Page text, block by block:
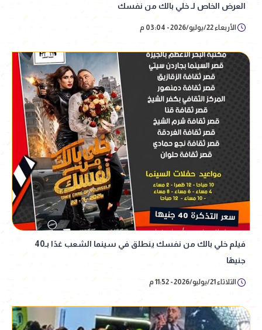
العرض الخاص لـ خلي بالك من نفسك
الأربعاء 22/يوليو/2026 - 03:04 م
فيلم خلي بالك من نفسك ينطلق في سينما الشعب غدًا بـ40
جنيهًا
الثلاثاء 21/يوليو/2026 - 11:52 م